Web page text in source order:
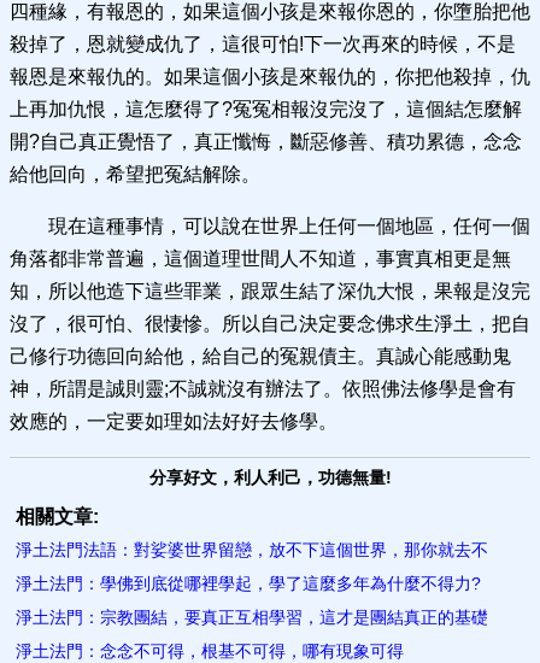
四種緣，有報恩的，如果這個小孩是來報你恩的，你墮胎把他
殺掉了，恩就變成仇了，這很可怕!下一次再來的時候，不是
報恩是來報仇的。如果這個小孩是來報仇的，你把他殺掉，仇
上再加仇恨，這怎麼得了?冤冤相報沒完沒了，這個結怎麼解
開?自己真正覺悟了，真正懺悔，斷惡修善、積功累德，念念
給他回向，希望把冤結解除。
現在這種事情，可以說在世界上任何一個地區，任何一個
角落都非常普遍，這個道理世間人不知道，事實真相更是無
知，所以他造下這些罪業，跟眾生結了深仇大恨，果報是沒完
沒了，很可怕、很悽慘。所以自己決定要念佛求生淨土，把自
己修行功德回向給他，給自己的冤親債主。真誠心能感動鬼
神，所謂是誠則靈;不誠就沒有辦法了。依照佛法修學是會有
效應的，一定要如理如法好好去修學。
分享好文，利人利己，功德無量!
相關文章:
淨土法門法語：對娑婆世界留戀，放不下這個世界，那你就去不
淨土法門：學佛到底從哪裡學起，學了這麼多年為什麼不得力?
淨土法門：宗教團結，要真正互相學習，這才是團結真正的基礎
淨土法門：念念不可得，根基不可得，哪有現象可得